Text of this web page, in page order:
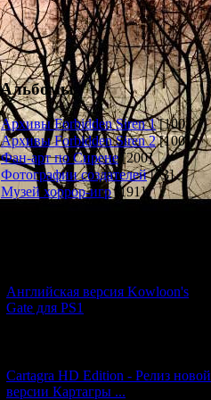
Альбомы
Архивы Forbidden Siren 1 [100]
Архивы Forbidden Siren 2 [100]
Фан-арт по Сирене [200]
Фотографии создателей [73]
Музей хоррор-игр
[191]
Английская версия Kowloon's
Gate для PS1
Cartagra HD Edition - Релиз новой
версии Картагры ...